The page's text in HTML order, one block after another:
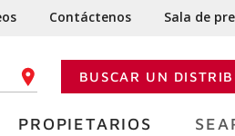
Contáctenos Sala de
POSTAL BUSCAR UN
PROPIETARIOS